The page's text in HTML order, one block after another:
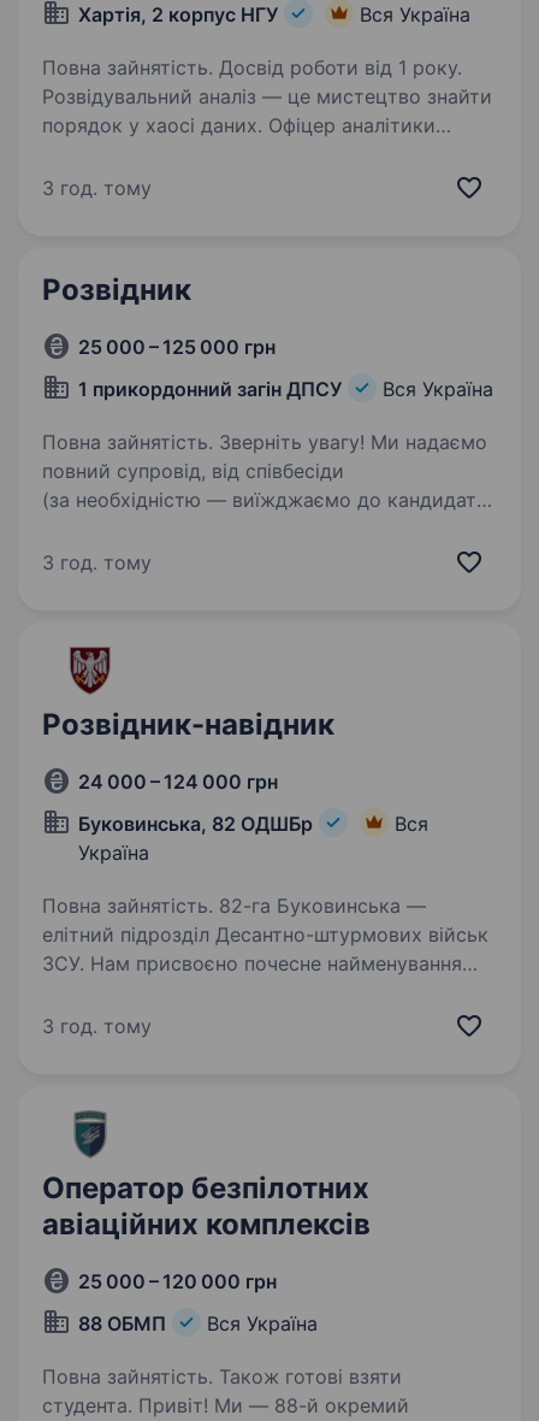
Хартія, 2 корпус НГУ Вся Україна
Повна зайнятість. Досвід роботи від 1 року.
Розвідувальний аналіз — це мистецтво знайти
порядок у хаосі даних. Офіцер аналітики
різних джерел і дає командирам відповідь
3 год. тому
Розвідник
25 000 – 125 000 грн
1 прикордонний загін ДПСУ
Вся Україна
Повна зайнятість. Зверніть увагу! Ми надаємо
повний супровід, від співбесіди
(за необхідністю — виїжджаємо до кандидата)
військовослужбовців НЕ передбачено. Вимоги:
3 год. тому
Розвідник-навідник
24 000 – 124 000 грн
Буковинська, 82 ОДШБр
Вся
Україна
Повна зайнятість. 82-га Буковинська —
елітний підрозділ Десантно-штурмових військ
ЗСУ. Нам присвоєно почесне найменування
за мужність, професіоналізм і вірність присязі.
3 год. тому
Оператор безпілотних
авіаційних комплексів
25 000 – 120 000 грн
88 ОБМП
Вся Україна
Повна зайнятість. Також готові взяти
студента. Привіт! Ми — 88-й окремий